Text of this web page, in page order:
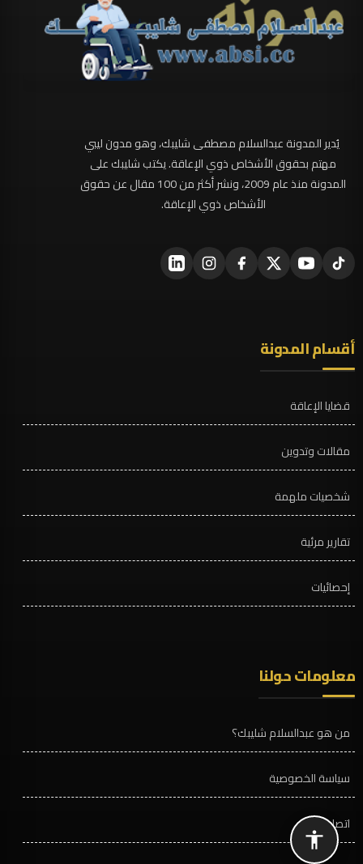
يُدير المدونة عبدالسلام مصطفى شليبك، وهو مدون ليبي
مهتم بحقوق الأشخاص ذوي الإعاقة. يكتب شليبك على
المدونة منذ عام 2009، ونشر أكثر من 100 مقال عن حقوق
الأشخاص ذوي الإعاقة.
أقسام المدونة
قضايا الإعاقة
مقالات وتدوين
شخصيات ملهمة
تقارير مرئية
إحصائيات
معلومات حولنا
من هو عبدالسلام شليبك؟
سياسة الخصوصية
اتصل بنا